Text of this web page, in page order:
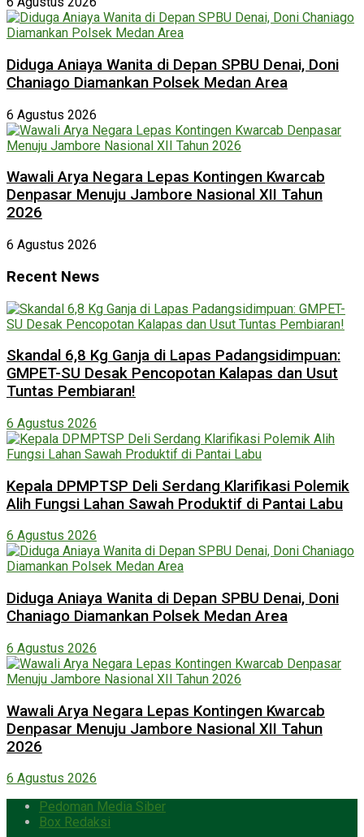
Diduga Aniaya Wanita di Depan SPBU Denai, Doni
Chaniago Diamankan Polsek Medan Area
6 Agustus 2026
Wawali Arya Negara Lepas Kontingen Kwarcab
Denpasar Menuju Jambore Nasional XII Tahun
2026
6 Agustus 2026
Recent News
Skandal 6,8 Kg Ganja di Lapas Padangsidimpuan:
GMPET-SU Desak Pencopotan Kalapas dan Usut
Tuntas Pembiaran!
6 Agustus 2026
Kepala DPMPTSP Deli Serdang Klarifikasi Polemik
Alih Fungsi Lahan Sawah Produktif di Pantai Labu
6 Agustus 2026
Diduga Aniaya Wanita di Depan SPBU Denai, Doni
Chaniago Diamankan Polsek Medan Area
6 Agustus 2026
Wawali Arya Negara Lepas Kontingen Kwarcab
Denpasar Menuju Jambore Nasional XII Tahun
2026
6 Agustus 2026
Pedoman Media Siber
Box Redaksi